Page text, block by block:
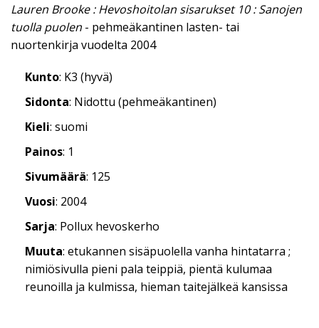
Lauren Brooke : Hevoshoitolan sisarukset 10 : Sanojen
tuolla puolen - pehmeäkantinen lasten- tai
nuortenkirja vuodelta 2004
Kunto: K3 (hyvä)
Sidonta: Nidottu (pehmeäkantinen)
Kieli: suomi
Painos: 1
Sivumäärä: 125
Vuosi: 2004
Sarja: Pollux hevoskerho
Muuta: etukannen sisäpuolella vanha hintatarra ;
nimiösivulla pieni pala teippiä, pientä kulumaa
reunoilla ja kulmissa, hieman taitejälkeä kansissa